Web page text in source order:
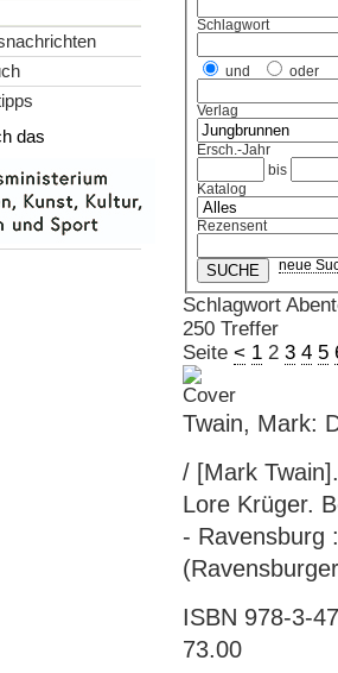
Schlagwort
und oder
Verlag
Ersch.-Jahr
bis
Katalog
Rezensent
neue
Schlagwort
250 Treffer
Seite < 1 2 3 4 5
Twain, Mark:
/ [Mark
Lore Krüger.
- Ravensburg
ISBN 978-3-
73.00
das